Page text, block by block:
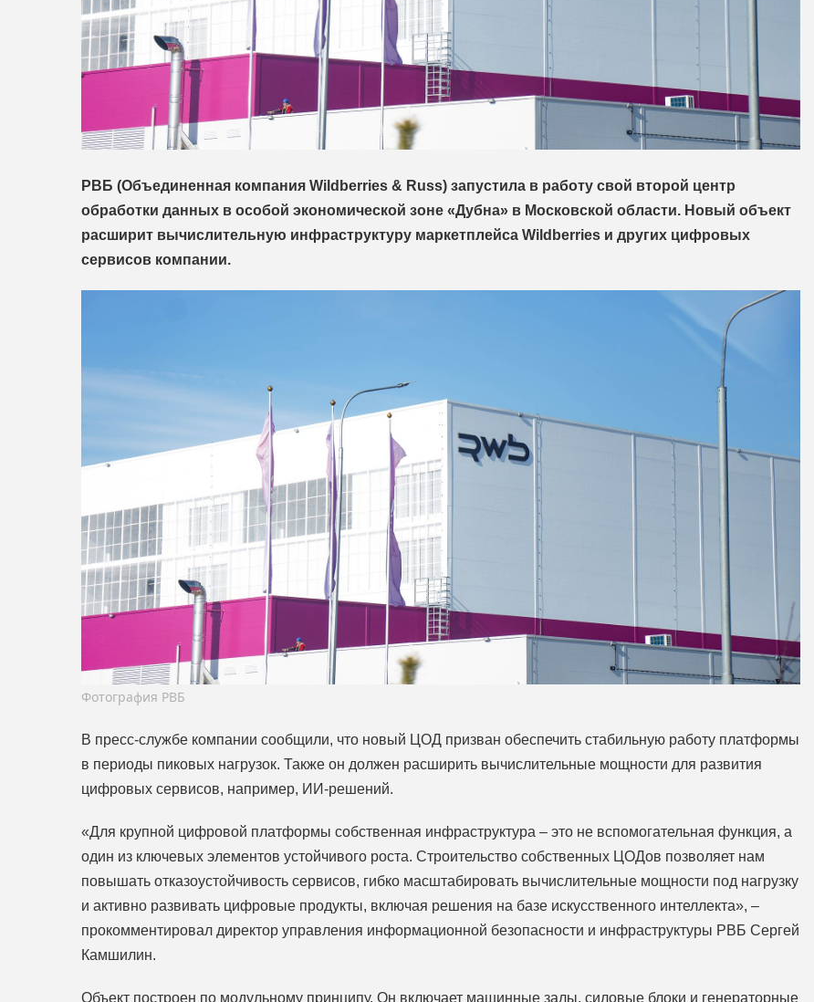
РВБ (Объединенная компания Wildberries & Russ) запустила в работу свой второй центр
обработки данных в особой экономической зоне «Дубна» в Московской области. Новый объект
расширит вычислительную инфраструктуру маркетплейса Wildberries и других цифровых
сервисов компании.
Фотография РВБ
В пресс-службе компании сообщили, что новый ЦОД призван обеспечить стабильную работу платформы
в периоды пиковых нагрузок. Также он должен расширить вычислительные мощности для развития
цифровых сервисов, например, ИИ-решений.
«Для крупной цифровой платформы собственная инфраструктура – это не вспомогательная функция, а
один из ключевых элементов устойчивого роста. Строительство собственных ЦОДов позволяет нам
повышать отказоустойчивость сервисов, гибко масштабировать вычислительные мощности под нагрузку
и активно развивать цифровые продукты, включая решения на базе искусственного интеллекта», –
прокомментировал директор управления информационной безопасности и инфраструктуры РВБ Сергей
Камшилин.
Объект построен по модульному принципу. Он включает машинные залы, силовые блоки и генераторные